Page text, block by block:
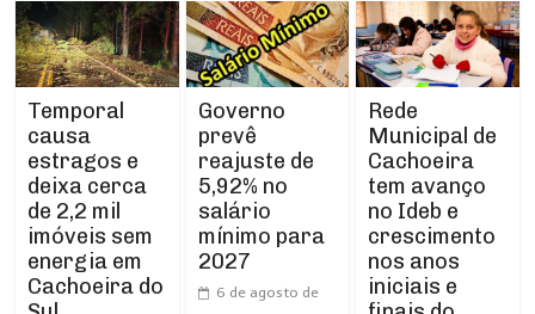
Temporal
causa
estragos e
deixa cerca
de 2,2 mil
imóveis sem
energia em
Cachoeira do
Governo
prevê
reajuste de
5,92% no
salário
mínimo para
2027
6 de agosto de
Rede
Municipal de
Cachoeira
tem avanço
no Ideb e
crescimento
nos anos
iniciais e